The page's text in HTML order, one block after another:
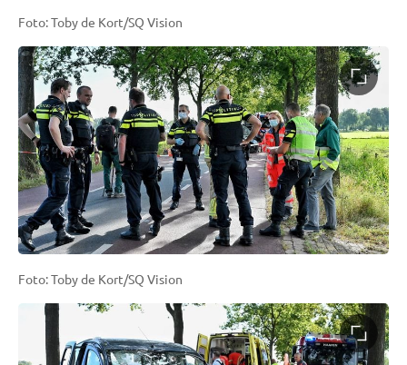
Foto: Toby de Kort/SQ Vision
Foto: Toby de Kort/SQ Vision